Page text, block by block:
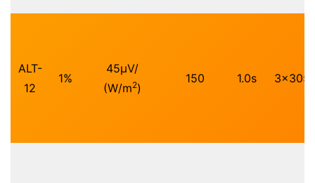
ALT-
12
1%
45μV/
(W/m2)
150 1.0s